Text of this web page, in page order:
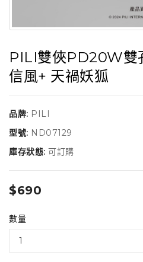
PILI雙俠PD20W雙
信風+ 天禍妖狐
品牌: PILI
型號: ND07129
庫存狀態: 可訂購
$690
數量